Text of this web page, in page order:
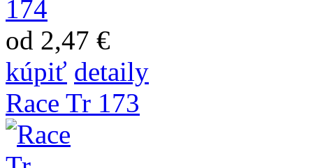
od 2,47 €
kúpiť detaily
Race Tr 173